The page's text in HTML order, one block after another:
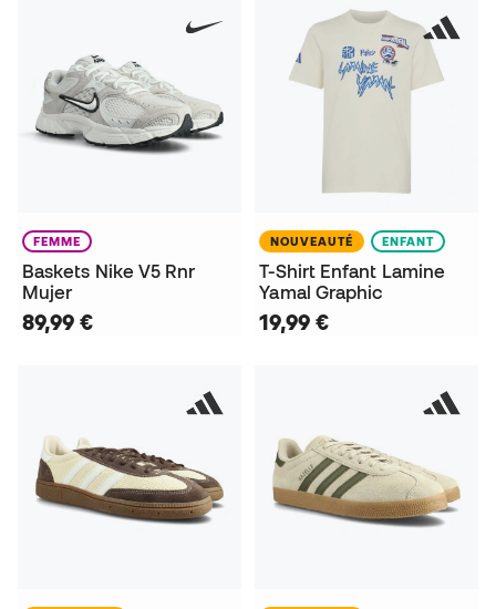
FEMME
Baskets Nike V5 Rnr
Mujer
89,99 €
NOUVEAUTÉ ENFANT
T-Shirt Enfant Lamine
Yamal Graphic
19,99 €